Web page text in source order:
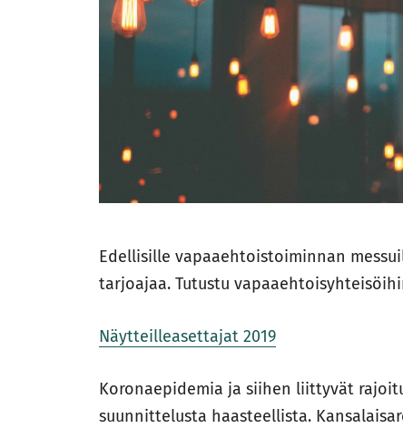
Edellisille vapaaehtoistoiminnan
tarjoajaa. Tutustu
Näytteilleasettajat 2019
Koronaepidemia ja siihen liittyvät
suunnittelusta haasteellista.